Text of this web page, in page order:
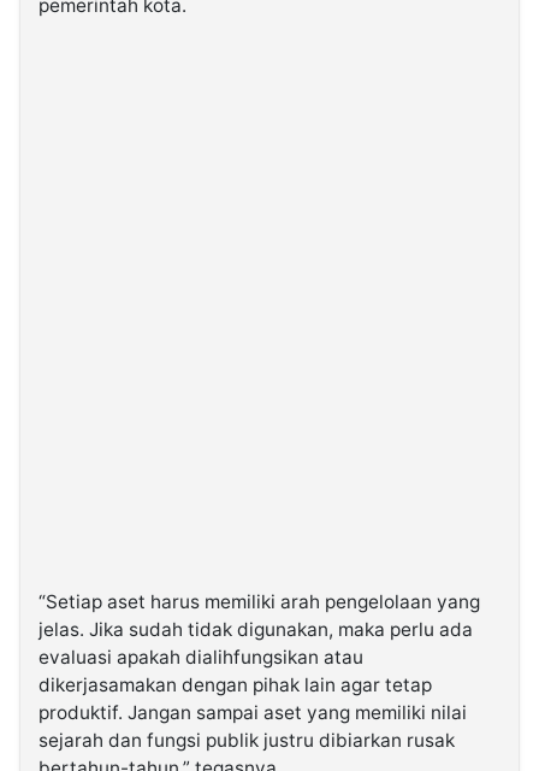
pemerintah kota.
“Setiap aset harus memiliki arah pengelolaan yang
jelas. Jika sudah tidak digunakan, maka perlu ada
evaluasi apakah dialihfungsikan atau
dikerjasamakan dengan pihak lain agar tetap
produktif. Jangan sampai aset yang memiliki nilai
sejarah dan fungsi publik justru dibiarkan rusak